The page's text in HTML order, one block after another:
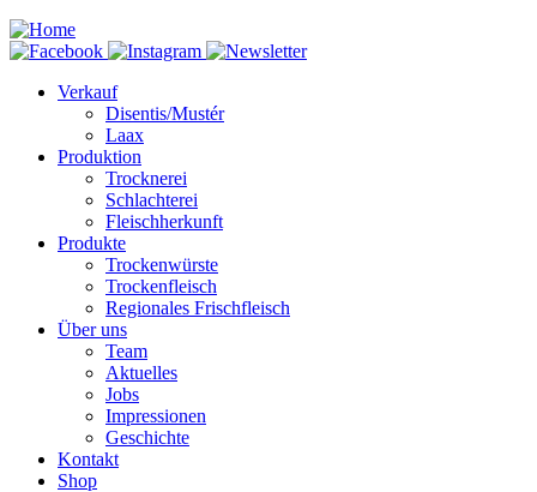
Verkauf
Disentis/Mustér
Laax
Produktion
Trocknerei
Schlachterei
Fleischherkunft
Produkte
Trockenwürste
Trockenfleisch
Regionales Frischfleisch
Über uns
Team
Aktuelles
Jobs
Impressionen
Geschichte
Kontakt
Shop